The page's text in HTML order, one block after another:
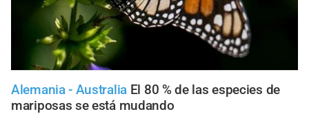
Alemania - Australia El 80 % de las especies de
mariposas se está mudando